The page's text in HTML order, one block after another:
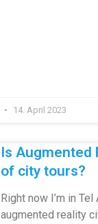
14. April 2023
Is Augmented
of city tours?
Right now I’m in
augmented reality